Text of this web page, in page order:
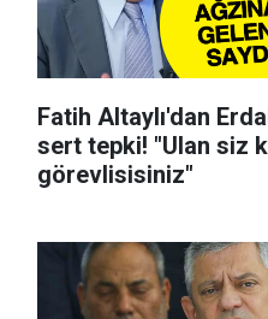
Fatih Altaylı'dan
sert tepki! "Ulan siz
görevlisisiniz"